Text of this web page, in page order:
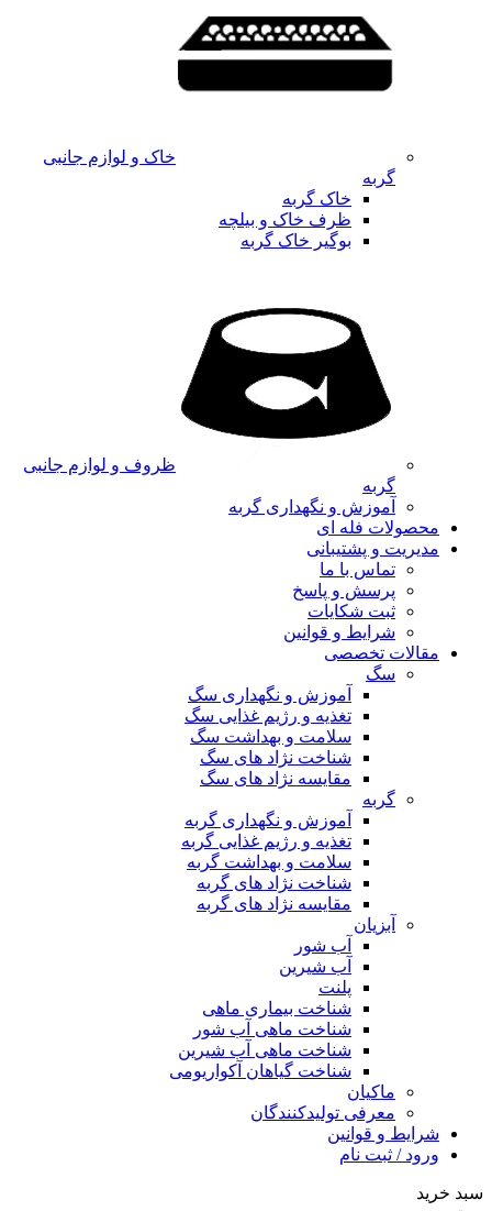
خاک و لوازم جانبی
گربه
خاک گربه
ظرف خاک و بیلچه
بوگیر خاک گربه
ظروف و لوازم جانبی
گربه
آموزش و نگهداری گربه
محصولات فله ای
مدیریت و پشتیبانی
تماس با ما
پرسش و پاسخ
ثبت شکایات
شرایط و قوانین
مقالات تخصصی
سگ
آموزش و نگهداری سگ
تغذیه و رژیم غذایی سگ
سلامت و بهداشت سگ
شناخت نژاد های سگ
مقایسه نژاد های سگ
گربه
آموزش و نگهداری گربه
تغذیه و رژیم غذایی گربه
سلامت و بهداشت گربه
شناخت نژاد های گربه
مقایسه نژاد های گربه
آبزیان
آب شور
آب شیرین
پلنت
شناخت بیماری ماهی
شناخت ماهی آب شور
شناخت ماهی آب شیرین
شناخت گیاهان آکواریومی
ماکیان
معرفی تولیدکنندگان
شرایط و قوانین
ورود / ثبت نام
سبد خرید